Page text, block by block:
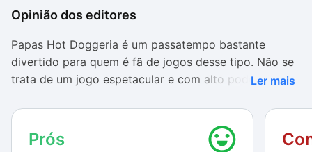
Opinião dos editores
Papas Hot Doggeria é um passatempo bastante
divertido para quem é fã de jogos desse tipo. Não se
trata de um jogo espetacular e com alto poder
suficiente para manter o jogador interessado por um
bom tempo.
Ler mais
Prós